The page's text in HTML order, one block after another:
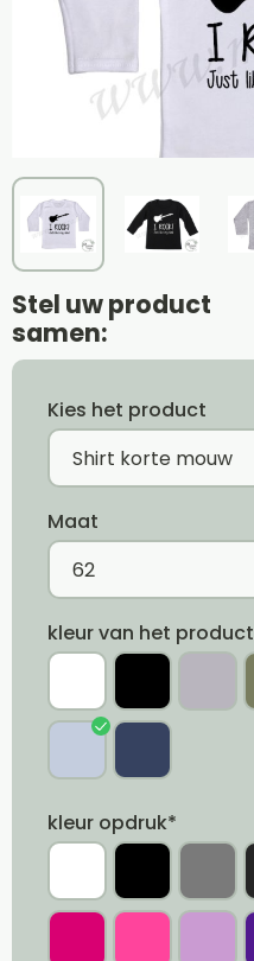
Stel uw product
samen:
Kies het product
Maat
kleur van het product
kleur opdruk*